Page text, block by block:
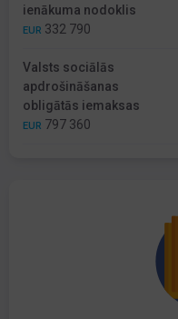
ienākuma nodoklis
EUR 332 790
Valsts sociālās
apdrošināšanas
obligātās iemaksas
EUR 797 360